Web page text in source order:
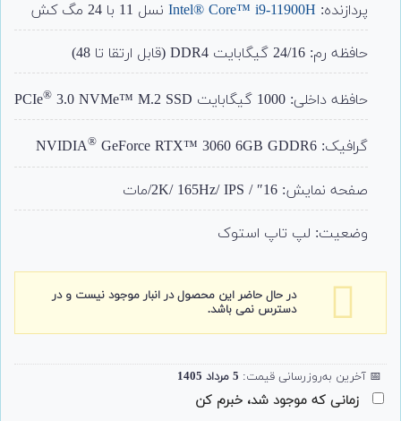
پردازنده: Intel® Core™ i9-11900Hنسل 11 با 24 مگ کش
حافظه رم: 24/16 گیگابایت DDR4 (قابل ارتقا تا 48)
حافظه داخلی: 1000 گیگابایت PCIe ® 3.0 NVMe™ M.2 SSD
گرافیک: NVIDIA ® GeForce RTX™ 3060 6GB GDDR6
صفحه نمایش: 16″ / 2K/ 165Hz/ IPS/مات
وضعیت: لپ تاپ استوک
در حال حاضر این محصول در انبار موجود نیست و در
دسترس نمی باشد.
📅 آخرین به‌روزرسانی قیمت: 5 مرداد 1405
زمانی که موجود شد، خبرم کن